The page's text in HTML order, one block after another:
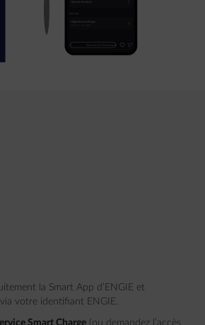
la Smart App d’ENGIE et
votre identifiant ENGIE.
Smart Charge ​ (ou demandez l’accès